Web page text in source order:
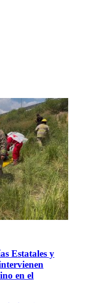
Estatales y
en el